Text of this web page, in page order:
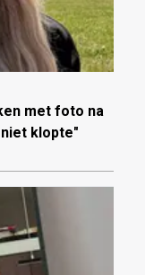
met foto na
klopte"